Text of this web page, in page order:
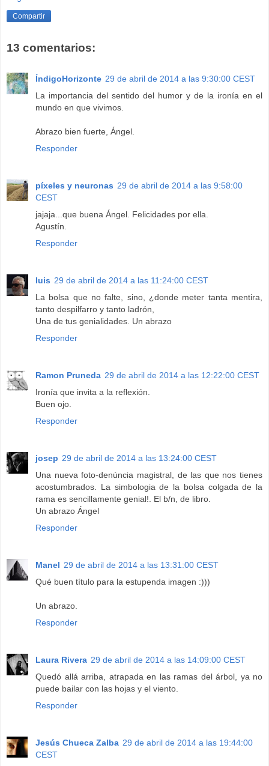
Compartir
13 comentarios:
ÍndigoHorizonte 29 de abril de 2014 a las 9:30:00 CEST
La importancia del sentido del humor y de la ironía en el
mundo en que vivimos.
Abrazo bien fuerte, Ángel.
Responder
píxeles y neuronas 29 de abril de 2014 a las 9:58:00
CEST
jajaja...que buena Ángel. Felicidades por ella.
Agustín.
Responder
luis 29 de abril de 2014 a las 11:24:00 CEST
La bolsa que no falte, sino, ¿donde meter tanta mentira,
tanto despilfarro y tanto ladrón,
Una de tus genialidades. Un abrazo
Responder
Ramon Pruneda 29 de abril de 2014 a las 12:22:00 CEST
Ironía que invita a la reflexión.
Buen ojo.
Responder
josep 29 de abril de 2014 a las 13:24:00 CEST
Una nueva foto-denúncia magistral, de las que nos tienes
acostumbrados. La simbologia de la bolsa colgada de la
rama es sencillamente genial!. El b/n, de libro.
Un abrazo Ángel
Responder
Manel 29 de abril de 2014 a las 13:31:00 CEST
Qué buen título para la estupenda imagen :)))
Un abrazo.
Responder
Laura Rivera 29 de abril de 2014 a las 14:09:00 CEST
Quedó allá arriba, atrapada en las ramas del árbol, ya no
puede bailar con las hojas y el viento.
Responder
Jesús Chueca Zalba 29 de abril de 2014 a las 19:44:00
CEST